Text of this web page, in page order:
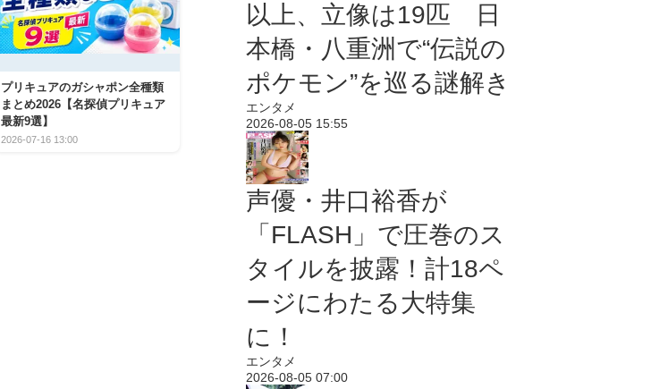
プリキュアのガシャポン全種類
まとめ2026【名探偵プリキュア
最新9選】
2026-07-16 13:00
以上、立像は19匹 日
本橋・八重洲で“伝説の
ポケモン”を巡る謎解き
エンタメ
2026-08-05 15:55
声優・井口裕香が
「FLASH」で圧巻のス
タイルを披露！計18ペ
ージにわたる大特集
に！
エンタメ
2026-08-05 07:00